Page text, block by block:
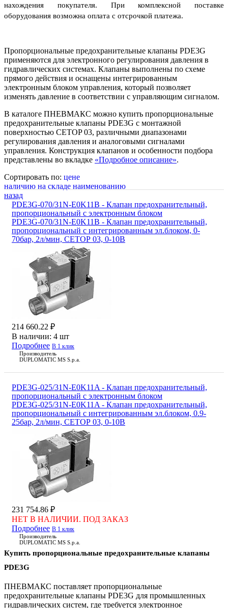
нахождения покупателя. При комплексной поставке
оборудования возможна оплата с отсрочкой платежа.
Пропорциональные предохранительные клапаны PDE3G
применяются для электронного регулирования давления в
гидравлических системах. Клапаны выполнены по схеме
прямого действия и оснащены интегрированным
электронным блоком управления, который позволяет
изменять давление в соответствии с управляющим сигналом.
В каталоге ПНЕВМАКС можно купить пропорциональные
предохранительные клапаны PDE3G с монтажной
поверхностью CETOP 03, различными диапазонами
регулирования давления и аналоговыми сигналами
управления. Конструкция клапанов и особенности подбора
представлены во вкладке «Подробное описание».
Сортировать по: цене
наличию на складе наименованию
назад
PDE3G-070/31N-E0K11B - Клапан предохранительный,
пропорциональный с электронным блоком
PDE3G-070/31N-E0K11B - Клапан предохранительный,
пропорциональный с интегрированным эл.блоком, 0-
70бар, 2л/мин, СЕТОР 03, 0-10В
214 660.22 ₽
В наличии: 4 шт
Подробнее В 1 клик
Производитель
DUPLOMATIC MS S.p.a.
PDE3G-025/31N-E0K11A - Клапан предохранительный,
пропорциональный с электронным блоком
PDE3G-025/31N-E0K11A - Клапан предохранительный,
пропорциональный с интегрированным эл.блоком, 0.9-
25бар, 2л/мин, СЕТОР 03, 0-10В
231 754.86 ₽
НЕТ В НАЛИЧИИ. ПОД ЗАКАЗ
Подробнее В 1 клик
Производитель
DUPLOMATIC MS S.p.a.
Купить пропорциональные предохранительные клапаны
PDE3G
ПНЕВМАКС поставляет пропорциональные
предохранительные клапаны PDE3G для промышленных
гидравлических систем, где требуется электронное